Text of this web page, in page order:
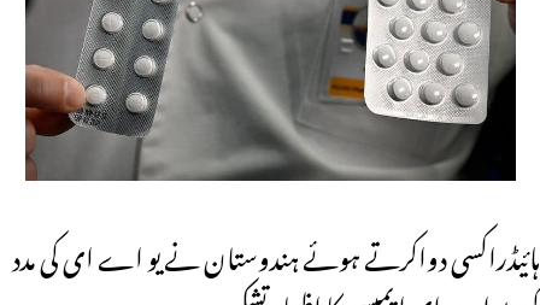
ہائیڈراکسی دواکرتے ہوئے ہندوستان نے یو اے ای کی مدد